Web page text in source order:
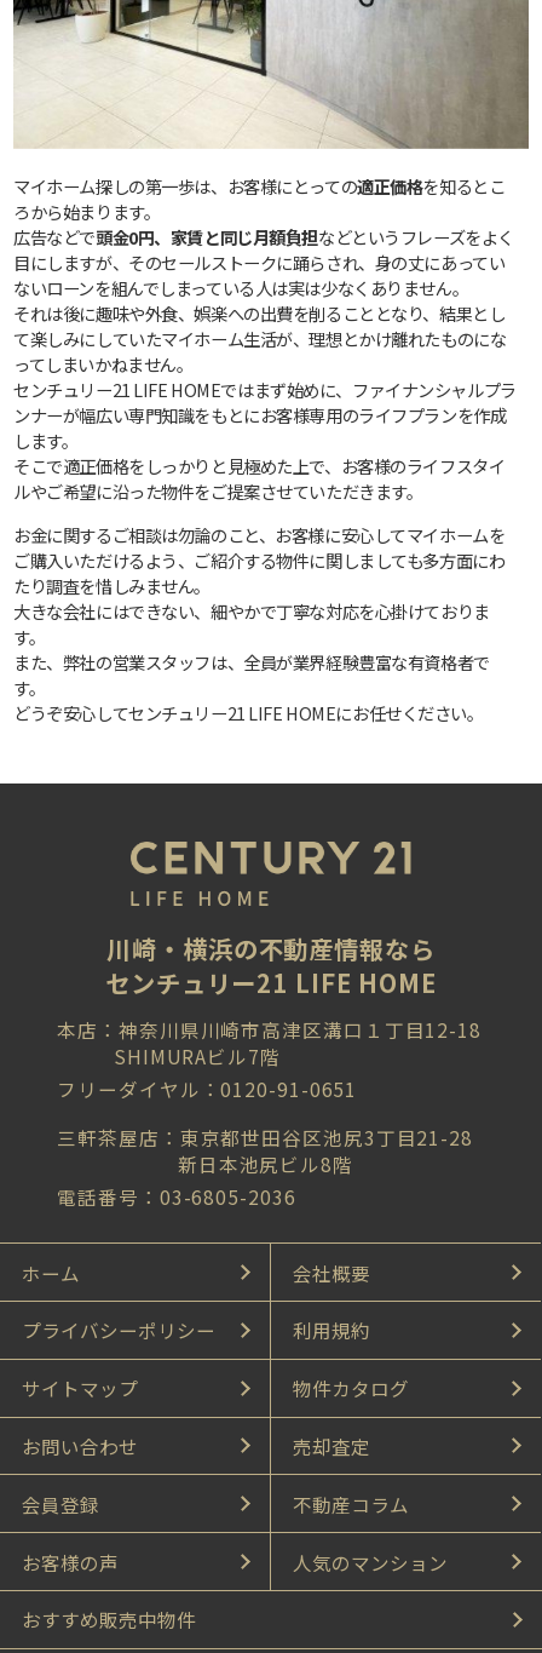
マイホーム探しの第一歩は、お客様にとっての適正価格を知るとこ
ろから始まります。
広告などで頭金0円、家賃と同じ月額負担などというフレーズをよく
目にしますが、そのセールストークに踊らされ、身の丈にあってい
ないローンを組んでしまっている人は実は少なくありません。
それは後に趣味や外食、娯楽への出費を削ることとなり、結果とし
て楽しみにしていたマイホーム生活が、理想とかけ離れたものにな
ってしまいかねません。
センチュリー21 LIFE HOMEではまず始めに、ファイナンシャルプラ
ンナーが幅広い専門知識をもとにお客様専用のライフプランを作成
します。
そこで適正価格をしっかりと見極めた上で、お客様のライフスタイ
ルやご希望に沿った物件をご提案させていただきます。
お金に関するご相談は勿論のこと、お客様に安心してマイホームを
ご購入いただけるよう、ご紹介する物件に関しましても多方面にわ
たり調査を惜しみません。
大きな会社にはできない、細やかで丁寧な対応を心掛けておりま
す。
また、弊社の営業スタッフは、全員が業界経験豊富な有資格者で
す。
どうぞ安心してセンチュリー21 LIFE HOMEにお任せください。
川崎・横浜の不動産情報なら
センチュリー21 LIFE HOME
本店：神奈川県川崎市高津区溝口１丁目12-18
SHIMURAビル7階
フリーダイヤル：0120-91-0651
三軒茶屋店：東京都世田谷区池尻3丁目21-28
新日本池尻ビル8階
電話番号：03-6805-2036
ホーム 会社概要
プライバシーポリシー 利用規約
サイトマップ 物件カタログ
お問い合わせ 売却査定
会員登録 不動産コラム
お客様の声 人気のマンション
おすすめ販売中物件